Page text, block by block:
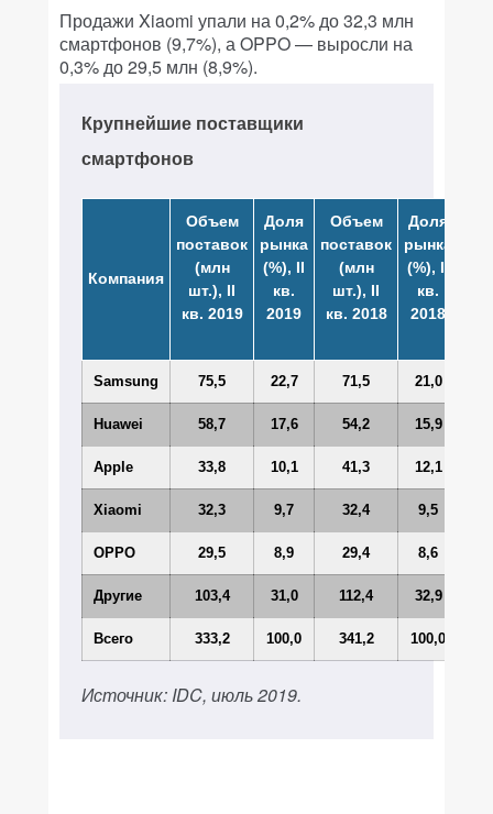
Продажи Xiaomi упали на 0,2% до 32,3 млн
смартфонов (9,7%), а OPPO — выросли на
0,3% до 29,5 млн (8,9%).
Крупнейшие поставщики
смартфонов
Компания
Объем
поставок
(млн
шт.), II
кв. 2019
Доля
рынка
(%), II
кв.
2019
Объем
поставок
(млн
шт.), II
кв. 2018
Доля
рынка
(%), II
кв.
2018
Samsung 75,5 22,7 71,5 21,0
Huawei 58,7 17,6 54,2 15,9
Apple 33,8 10,1 41,3 12,1
Xiaomi 32,3 9,7 32,4 9,5
OPPO 29,5 8,9 29,4 8,6
Другие 103,4 31,0 112,4 32,9
Всего 333,2 100,0 341,2 100,0
Источник: IDC, июль 2019.